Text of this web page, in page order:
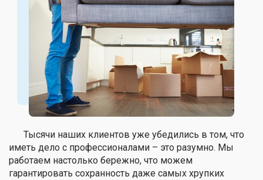
Тысячи наших клиентов уже убедились в том, что
иметь дело с профессионалами – это разумно. Мы
работаем настолько бережно, что можем
гарантировать сохранность даже самых хрупких